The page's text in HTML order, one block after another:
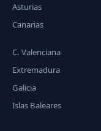
Asturias
Canarias
C. Valenciana
Extremadura
Galicia
Islas Baleares